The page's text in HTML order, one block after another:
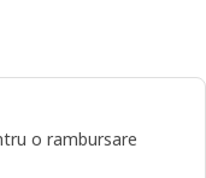
o rambursare